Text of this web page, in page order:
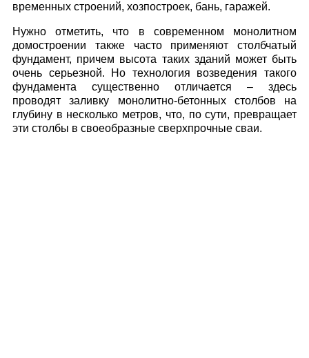
временных строений, хозпостроек, бань, гаражей.
Нужно отметить, что в современном монолитном
домостроении также часто применяют столбчатый
фундамент, причем высота таких зданий может быть
очень серьезной. Но технология возведения такого
фундамента существенно отличается – здесь
проводят заливку монолитно-бетонных столбов на
глубину в несколько метров, что, по сути, превращает
эти столбы в своеобразные сверхпрочные сваи.